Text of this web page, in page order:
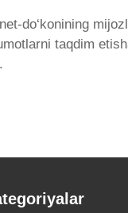
do‘konining
taqdim